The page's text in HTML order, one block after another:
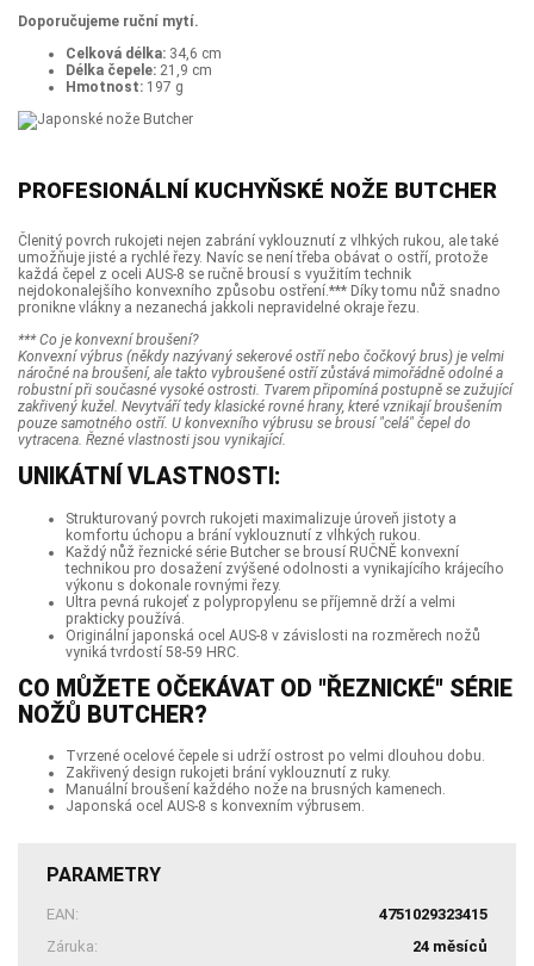
Doporučujeme ruční mytí.
Celková délka: 34,6 cm
Délka čepele: 21,9 cm
Hmotnost: 197 g
PROFESIONÁLNÍ KUCHYŇSKÉ NOŽE BUTCHER
Členitý povrch rukojeti nejen zabrání vyklouznutí z vlhkých rukou, ale také
umožňuje jisté a rychlé řezy. Navíc se není třeba obávat o ostří, protože
každá čepel z oceli AUS-8 se ručně brousí s využitím technik
nejdokonalejšího konvexního způsobu ostření.*** Díky tomu nůž snadno
pronikne vlákny a nezanechá jakkoli nepravidelné okraje řezu.
*** Co je konvexní broušení?
Konvexní výbrus (někdy nazývaný sekerové ostří nebo čočkový brus) je velmi
náročné na broušení, ale takto vybroušené ostří zůstává mimořádně odolné a
robustní při současné vysoké ostrosti. Tvarem připomíná postupně se zužující
zakřivený kužel. Nevytváří tedy klasické rovné hrany, které vznikají broušením
pouze samotného ostří. U konvexního výbrusu se brousí "celá" čepel do
vytracena. Řezné vlastnosti jsou vynikající.
UNIKÁTNÍ VLASTNOSTI:
Strukturovaný povrch rukojeti maximalizuje úroveň jistoty a
komfortu úchopu a brání vyklouznutí z vlhkých rukou.
Každý nůž řeznické série Butcher se brousí RUČNĚ konvexní
technikou pro dosažení zvýšené odolnosti a vynikajícího krájecího
výkonu s dokonale rovnými řezy.
Ultra pevná rukojeť z polypropylenu se příjemně drží a velmi
prakticky používá.
Originální japonská ocel AUS-8 v závislosti na rozměrech nožů
vyniká tvrdostí 58-59 HRC.
CO MŮŽETE OČEKÁVAT OD "ŘEZNICKÉ" SÉRIE
NOŽŮ BUTCHER?
Tvrzené ocelové čepele si udrží ostrost po velmi dlouhou dobu.
Zakřivený design rukojeti brání vyklouznutí z ruky.
Manuální broušení každého nože na brusných kamenech.
Japonská ocel AUS-8 s konvexním výbrusem.
PARAMETRY
EAN:
4751029323415
Záruka:
24 měsíců